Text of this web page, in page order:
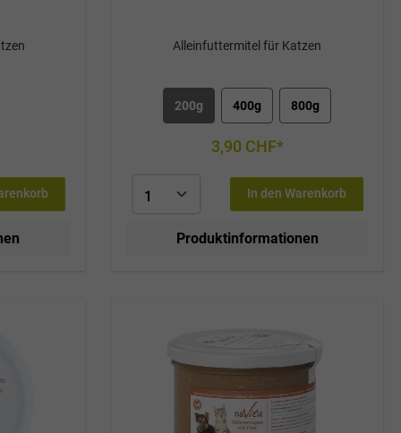
Alleinfuttermitel für Katzen
200g 400g 800g
3,90 CHF*
In den Warenkorb
Produktinformationen